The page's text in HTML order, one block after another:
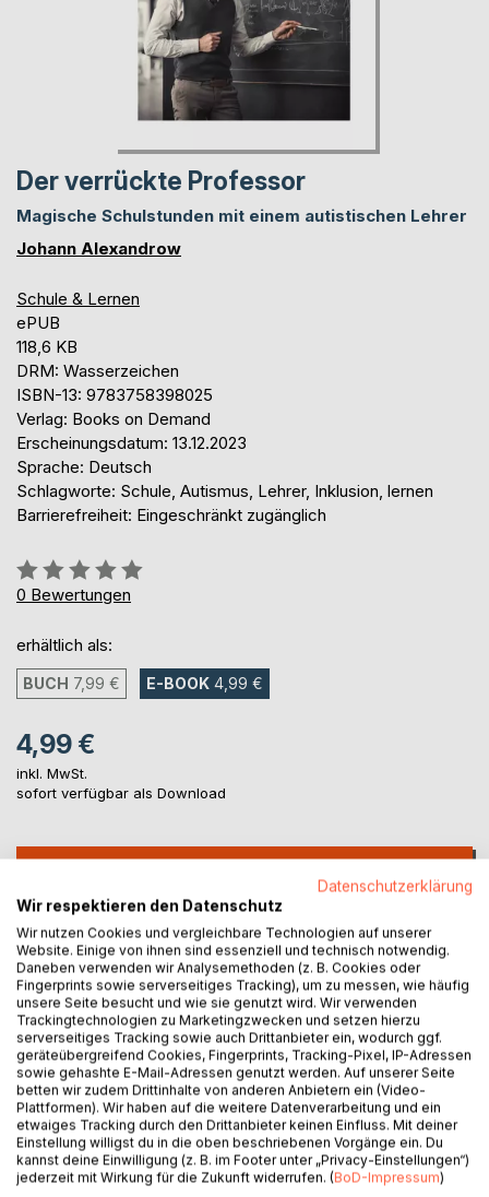
Der verrückte Professor
Magische Schulstunden mit einem autistischen Lehrer
Johann Alexandrow
Schule & Lernen
ePUB
118,6 KB
DRM: Wasserzeichen
ISBN-13: 9783758398025
Verlag: Books on Demand
Erscheinungsdatum: 13.12.2023
Sprache: Deutsch
Schlagworte: Schule, Autismus, Lehrer, Inklusion, lernen
Barrierefreiheit: Eingeschränkt zugänglich
Bewertung::
0%
0 Bewertungen
erhältlich als:
BUCH 7,99 € E-BOOK 4,99 €
4,99 €
inkl. MwSt.
sofort verfügbar als Download
Auf die Merkliste
Titel bewerten
BESCHREIBUNG
Die 17 Geschichten um den autistischen Lehrer Professor
Datenschutzerklärung
Wir respektieren den Datenschutz
Wir nutzen Cookies und vergleichbare Technologien auf unserer
Website. Einige von ihnen sind essenziell und technisch notwendig.
Daneben verwenden wir Analysemethoden (z. B. Cookies oder
Fingerprints sowie serverseitiges Tracking), um zu messen, wie häufig
unsere Seite besucht und wie sie genutzt wird. Wir verwenden
Trackingtechnologien zu Marketingzwecken und setzen hierzu
serverseitiges Tracking sowie auch Drittanbieter ein, wodurch ggf.
geräteübergreifend Cookies, Fingerprints, Tracking-Pixel, IP-Adressen
sowie gehashte E-Mail-Adressen genutzt werden. Auf unserer Seite
betten wir zudem Drittinhalte von anderen Anbietern ein (Video-
Plattformen). Wir haben auf die weitere Datenverarbeitung und ein
etwaiges Tracking durch den Drittanbieter keinen Einfluss. Mit deiner
Einstellung willigst du in die oben beschriebenen Vorgänge ein. Du
kannst deine Einwilligung (z. B. im Footer unter „Privacy-Einstellungen“)
jederzeit mit Wirkung für die Zukunft widerrufen. (BoD-Impressum)